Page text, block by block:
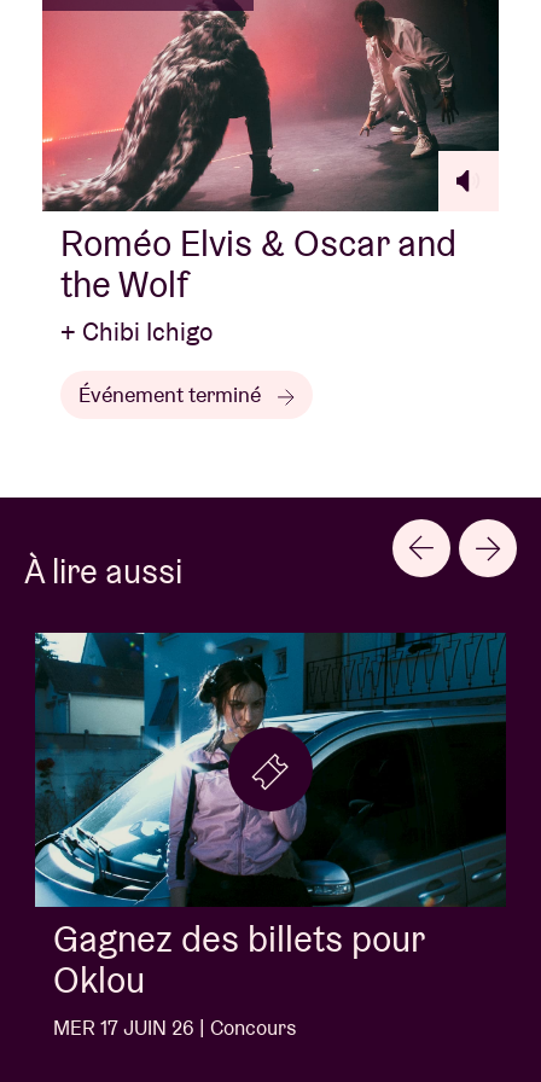
Roméo Elvis & Oscar and
the Wolf
+ Chibi Ichigo
Événement terminé
À lire aussi
Gagnez des billets pour
Jack White
MER 10 JUIN 26 | Concours